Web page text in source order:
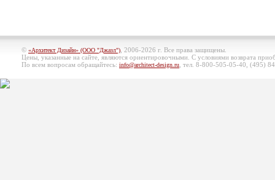
© «Архитект Дизайн» (ООО "Джазл") , 2006-2026 г. Все права защищены.
Цены, указанные на сайте, являются ориентировочными. С условиями возврата
По всем вопросам обращайтесь: info@architect-design.ru , тел. 8-800-505-05-40, (495)